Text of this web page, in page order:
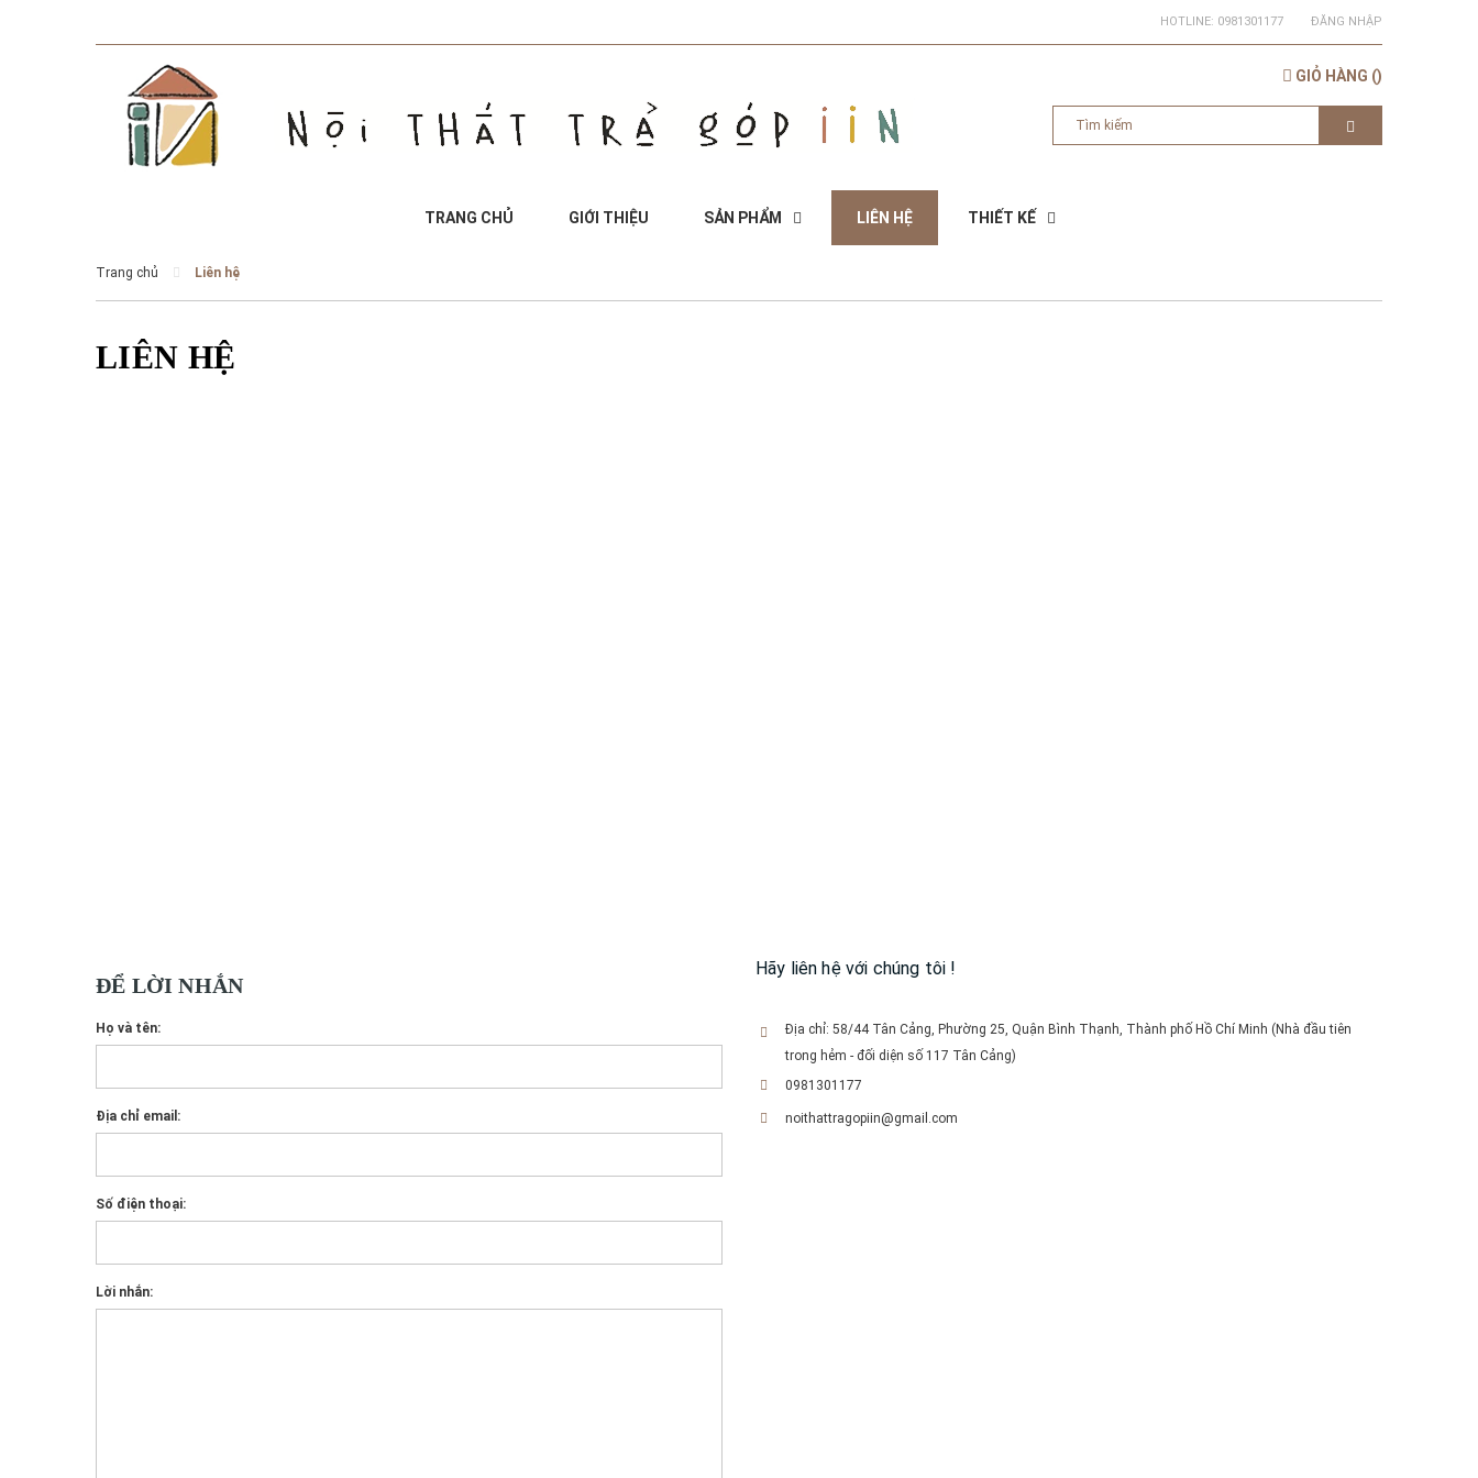
HOTLINE: 0981301177 ĐĂNG NHẬP
GIỎ HÀNG ()
TRANG CHỦ GIỚI THIỆU SẢN PHẨM LIÊN HỆ THIẾT KẾ
Trang chủ Liên hệ
LIÊN HỆ
ĐỂ LỜI NHẮN
Họ và tên:
Địa chỉ email:
Số điện thoại:
Lời nhắn:
Hãy liên hệ với chúng tôi !
Địa chỉ: 58/44 Tân Cảng, Phường 25, Quận Bình Thạnh, Thành phố Hồ Chí Minh (Nhà đầu tiên
trong hẻm - đối diện số 117 Tân Cảng)
0981301177
noithattragopiin@gmail.com